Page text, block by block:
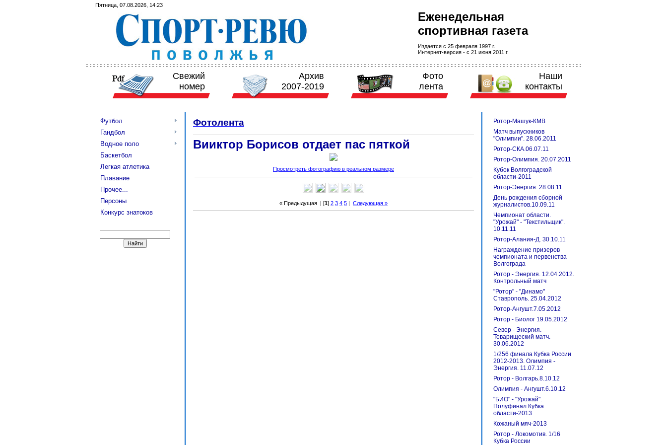
Пятница, 07.08.2026, 14:23
Еженедельная
спортивная газета
Издается с 25 февраля 1997 г.
Интернет-версия - с 21 июня 2011 г.
Свежий
номер
Архив
2007-2019
Фото
лента
Наши
контакты
Футбол
Гандбол
Водное поло
Баскетбол
Легкая атлетика
Плавание
Прочее...
Персоны
Конкурс знатоков
Фотолента
Вииктор Борисов отдает пас пяткой
Просмотреть фотографию в реальном размере
« Предыдущая | [1] 2 3 4 5 | Следующая »
Ротор-Машук-КМВ
Матч выпускников
"Олимпии". 28.06.2011
Ротор-СКА.06.07.11
Ротор-Олимпия. 20.07.2011
Кубок Волгоградской
области-2011
Ротор-Энергия. 28.08.11
День рождения сборной
журналистов.10.09.11
Чемпионат области.
"Урожай" - "Текстильщик".
10.11.11
Ротор-Алания-Д. 30.10.11
Награждение призеров
чемпионата и первенства
Волгограда
Ротор - Энергия. 12.04.2012.
Контрольный матч
"Ротор" - "Динамо"
Ставрополь. 25.04.2012
Ротор-Ангушт.7.05.2012
Ротор - Биолог 19.05.2012
Север - Энергия.
Товарищеский матч.
30.06.2012
1/256 финала Кубка России
2012-2013. Олимпия -
Энергия. 11.07.12
Ротор - Волгарь.8.10.12
Олимпия - Ангушт.6.10.12
"БИО" - "Урожай".
Полуфинал Кубка
области-2013
Кожаный мяч-2013
Ротор - Локомотив. 1/16
Кубка России